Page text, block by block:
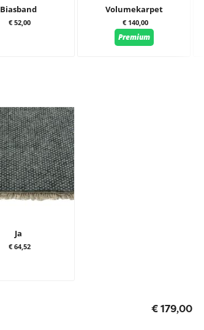
Biasband
€ 52,00
Volumekarpet
€ 140,00
Premium
Ja
€ 64,52
€ 179,00